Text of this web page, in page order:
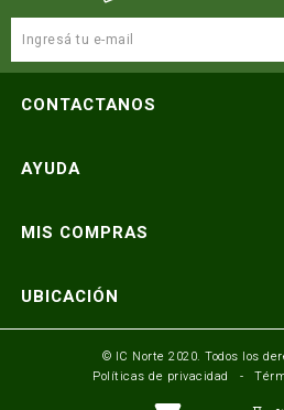
CONTACTANOS
Atención telefónica
Consultas y reclamos
Seguinos en:
AYUDA
Preguntas frecuentes
Términos y condiciones
Formulario de contacto
Mundo IC Norte
MIS COMPRAS
Envíos y entregas
UBICACIÓN
Av. Busch y 3er Anillo Santa
Av. America esq. Av. Pando
© IC Norte 2020. Todos los
Políticas de privacidad